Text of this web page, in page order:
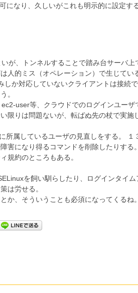
なり、久しいがこれも明示的に設定す
が、トンネルすることで踏み台サーバ
人的ミス（オペレーション）で生じてい
か対応していないクライアントは接続
。
user等、クラウドでのログインユーザ
限りは問題ないが、転ばぬ先の杖で実施
所属しているユーザの見直しをする。
害になり得るコマンドを削除したりする
規約のところもある。
を飼い馴らしたり、ログインタイ
は労せる。
か、そういうことも必須になってくるね。